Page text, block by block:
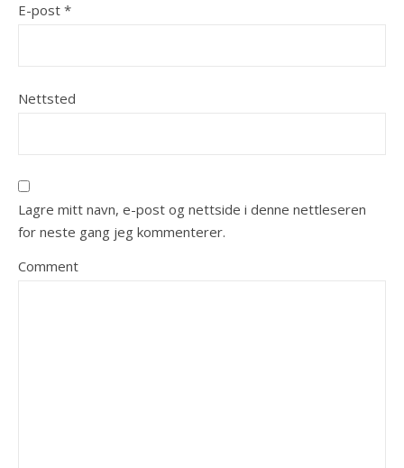
E-post *
Nettsted
Lagre mitt navn, e-post og nettside i denne nettleseren
for neste gang jeg kommenterer.
Comment